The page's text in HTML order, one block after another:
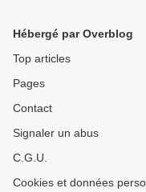
Hébergé par Overblog
Top articles
Pages
Contact
Signaler un abus
C.G.U.
Cookies et données